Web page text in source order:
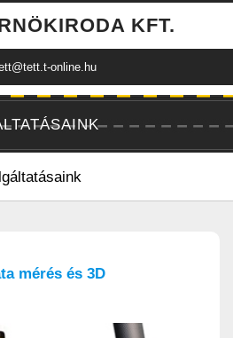
KFT.
online.hu
mérés és 3D